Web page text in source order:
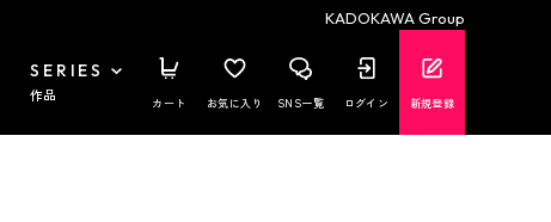
KADOKAWA Group
SERIES
作品 カート お気に入り SNS一覧 ログイン 新規登録